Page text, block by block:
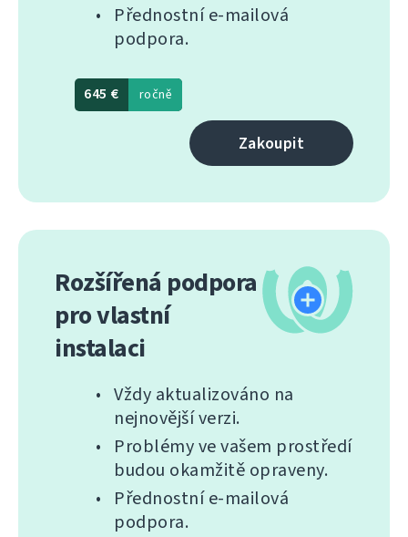
Přednostní e-mailová
podpora.
645 € ročně
Zakoupit
Rozšířená podpora
pro vlastní
instalaci
Vždy aktualizováno na
nejnovější verzi.
Problémy ve vašem prostředí
budou okamžitě opraveny.
Přednostní e-mailová
podpora.